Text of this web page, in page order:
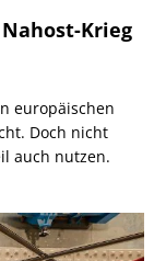
Krieg
europäischen
Doch nicht
auch nutzen.